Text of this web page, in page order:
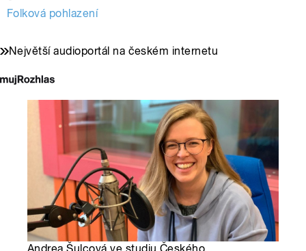
Folková pohlazení
Největší audioportál na českém internetu